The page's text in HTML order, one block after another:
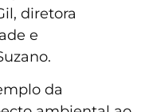
diretora
e
da